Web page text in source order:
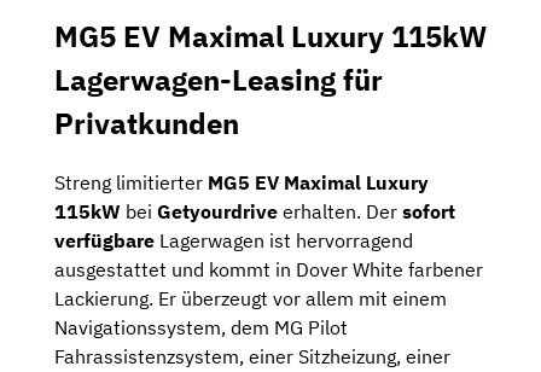
MG5 EV Maximal Luxury 115kW
Lagerwagen-Leasing für
Privatkunden
Streng limitierter MG5 EV Maximal Luxury
115kW bei Getyourdrive erhalten. Der sofort
verfügbare Lagerwagen ist hervorragend
ausgestattet und kommt in Dover White farbener
Lackierung. Er überzeugt vor allem mit einem
Navigationssystem, dem MG Pilot
Fahrassistenzsystem, einer Sitzheizung, einer